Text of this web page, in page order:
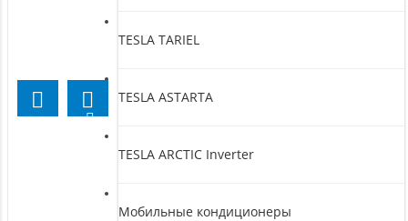
TESLA TARIEL
TESLA ASTARTA
TESLA ARCTIC Inverter
Мобильные кондиционеры